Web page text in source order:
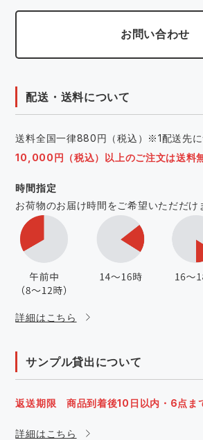
お問い合わせ
配送・送料について
送料全国一律880円（税込）※1配送先に
10,000円（税込）以上のご注文は送料
時間指定
お荷物のお届け時間をご希望いただだけ
詳細はこちら
サンプル貸出について
返送期限 商品到着後10日以内・6点ま
詳細はこちら